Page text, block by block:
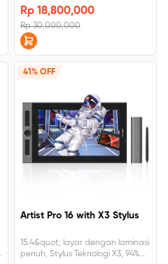
Rp 18,800,000
Rp 30,000,000
41% OFF
Artist Pro 16 with X3 Stylus
15.4&quot; layar dengan laminasi
penuh, Stylus Teknologi X3, 94%